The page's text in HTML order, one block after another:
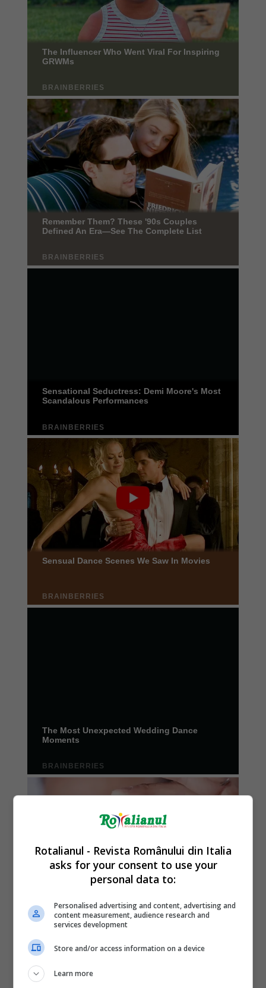
Rotalianul - Revista Românului din Italia
asks for your consent to use your
personal data to:
Personalised advertising and content, advertising and
content measurement, audience research and
services development
Store and/or access information on a device
Learn more